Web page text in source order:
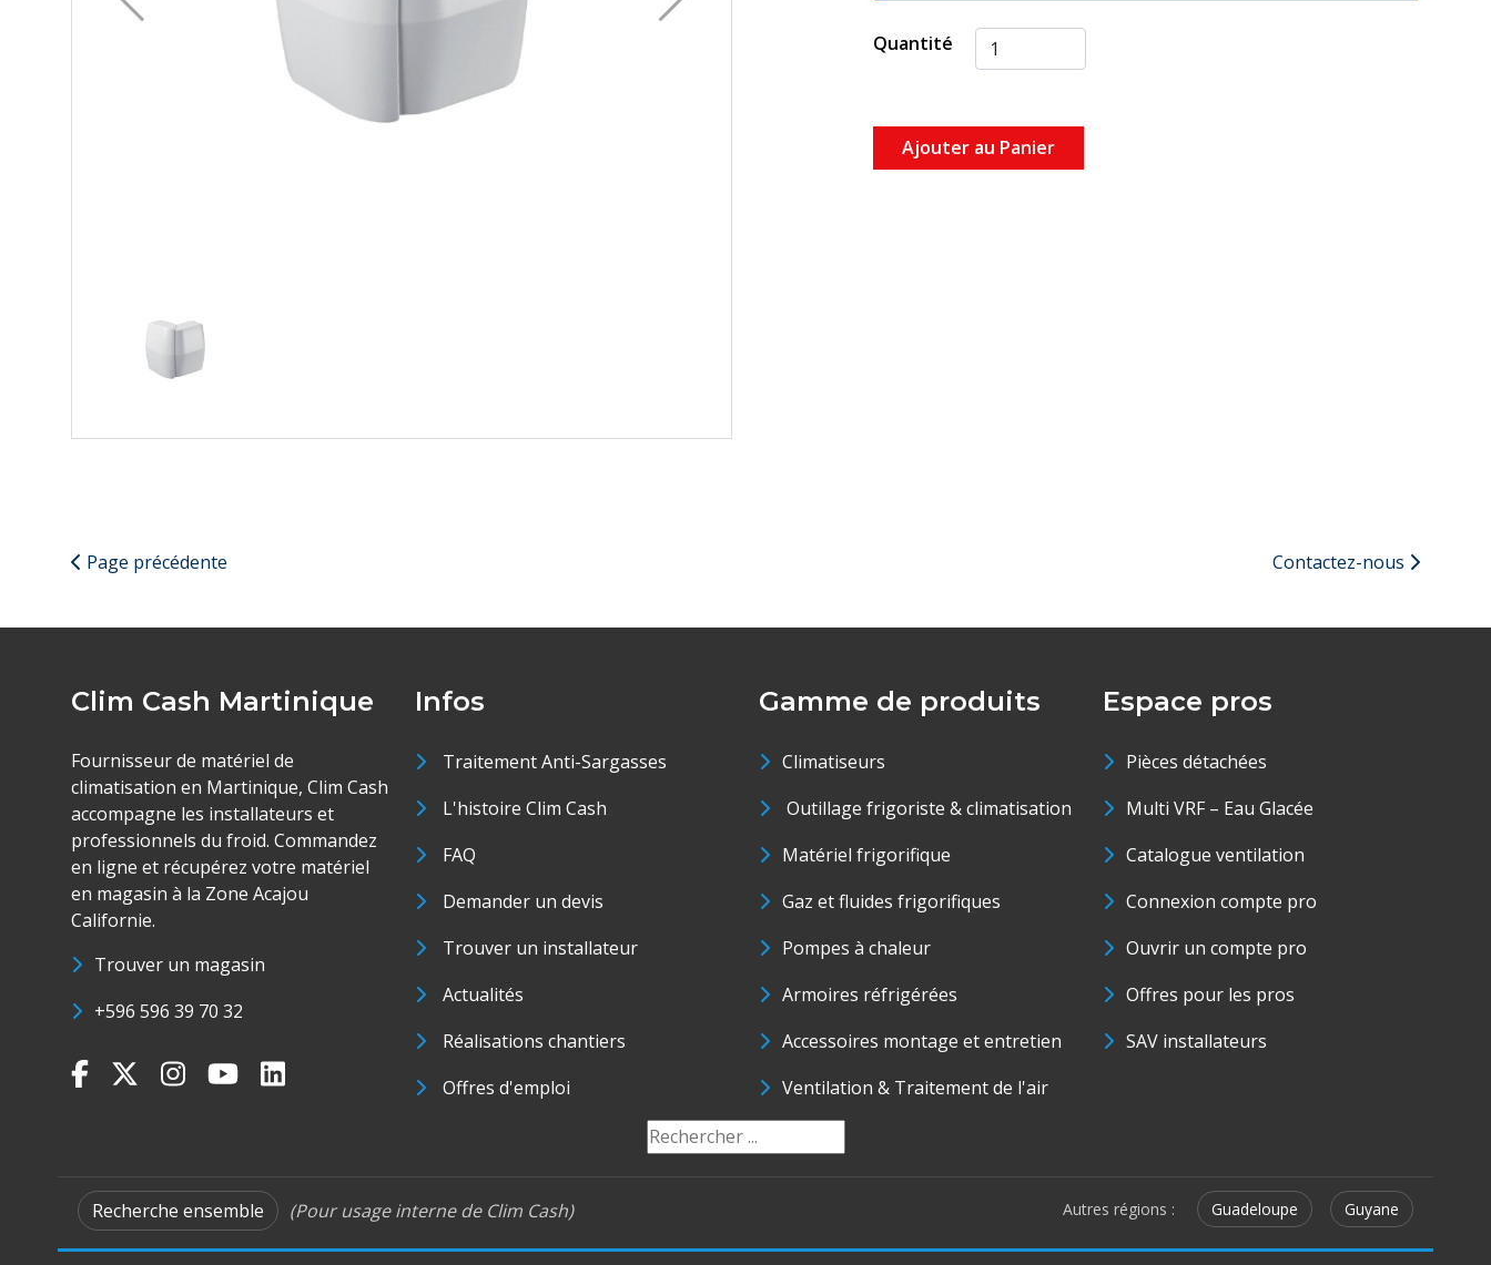
Quantité
Ajouter au Panier
Page précédente Contactez-nous
Clim Cash Martinique
Fournisseur de matériel de
climatisation en Martinique, Clim Cash
accompagne les installateurs et
professionnels du froid. Commandez
en ligne et récupérez votre matériel
en magasin à la Zone Acajou
Californie.
Trouver un magasin
+596 596 39 70 32
Infos
Traitement Anti-Sargasses
L'histoire Clim Cash
FAQ
Demander un devis
Trouver un installateur
Actualités
Réalisations chantiers
Offres d'emploi
Gamme de produits
Climatiseurs
Outillage frigoriste & climatisation
Matériel frigorifique
Gaz et fluides frigorifiques
Pompes à chaleur
Armoires réfrigérées
Accessoires montage et entretien
Ventilation & Traitement de l'air
Espace pros
Pièces détachées
Multi VRF – Eau Glacée
Catalogue ventilation
Connexion compte pro
Ouvrir un compte pro
Offres pour les pros
SAV installateurs
Recherche ensemble (Pour usage interne de Clim Cash) Autres régions : Guadeloupe Guyane